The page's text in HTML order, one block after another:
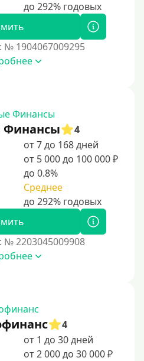
(Unistream)
1904067009295
Финансы
4
от 7 до 168 дней
от 5 000 до 100 000 ₽
до 0.8%
Среднее
2203045009908
4
от 1 до 30 дней
от 2 000 до 30 000 ₽